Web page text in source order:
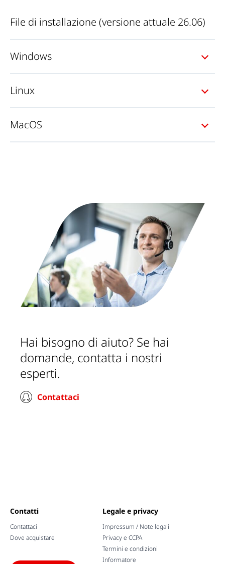
File di installazione (versione attuale 26.06)
Windows
Linux
MacOS
Hai bisogno di aiuto? Se hai
domande, contatta i nostri
esperti.
Contattaci
Contatti
Contattaci
Dove acquistare
Legale e privacy
Impressum / Note legali
Privacy e CCPA
Termini e condizioni
Informatore